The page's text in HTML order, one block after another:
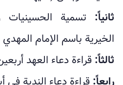
ثانياً: تسمية الحسينيات
الخيرية باسم الإمام
ثالثاً: قراءة دعاء العهد